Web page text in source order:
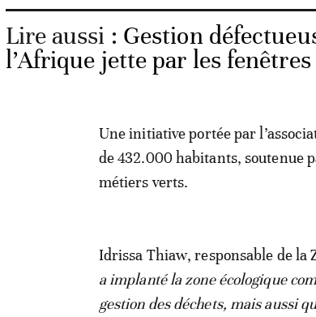
Lire aussi : Gestion
l’Afrique jette par les
Une initiative portée par
de 432.000 habitants, soutenue
métiers verts.
Idrissa Thiaw, responsable de la
a implanté la zone écologique
gestion des déchets, mais aussi